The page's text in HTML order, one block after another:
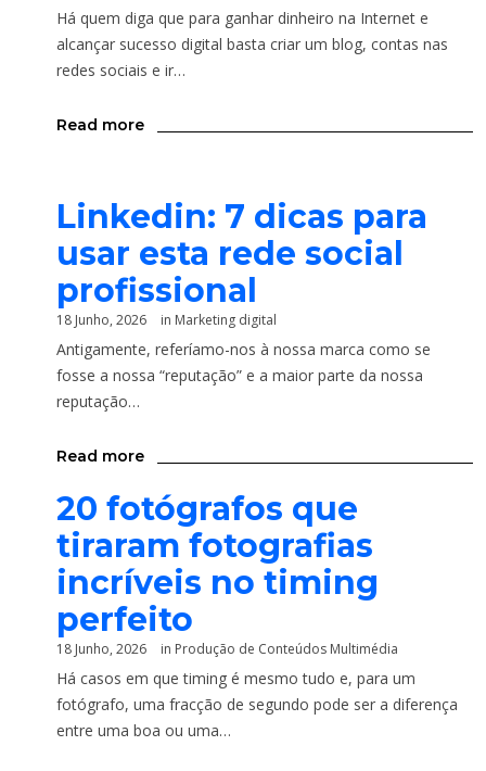
Há quem diga que para ganhar dinheiro na Internet e
alcançar sucesso digital basta criar um blog, contas nas
redes sociais e ir…
Read more
Linkedin: 7 dicas para
usar esta rede social
profissional
18 Junho, 2026 in Marketing digital
Antigamente, referíamo-nos à nossa marca como se
fosse a nossa “reputação” e a maior parte da nossa
reputação…
Read more
20 fotógrafos que
tiraram fotografias
incríveis no timing
perfeito
18 Junho, 2026 in Produção de Conteúdos Multimédia
Há casos em que timing é mesmo tudo e, para um
fotógrafo, uma fracção de segundo pode ser a diferença
entre uma boa ou uma…